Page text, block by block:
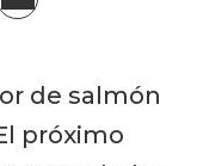
de salmón
próximo